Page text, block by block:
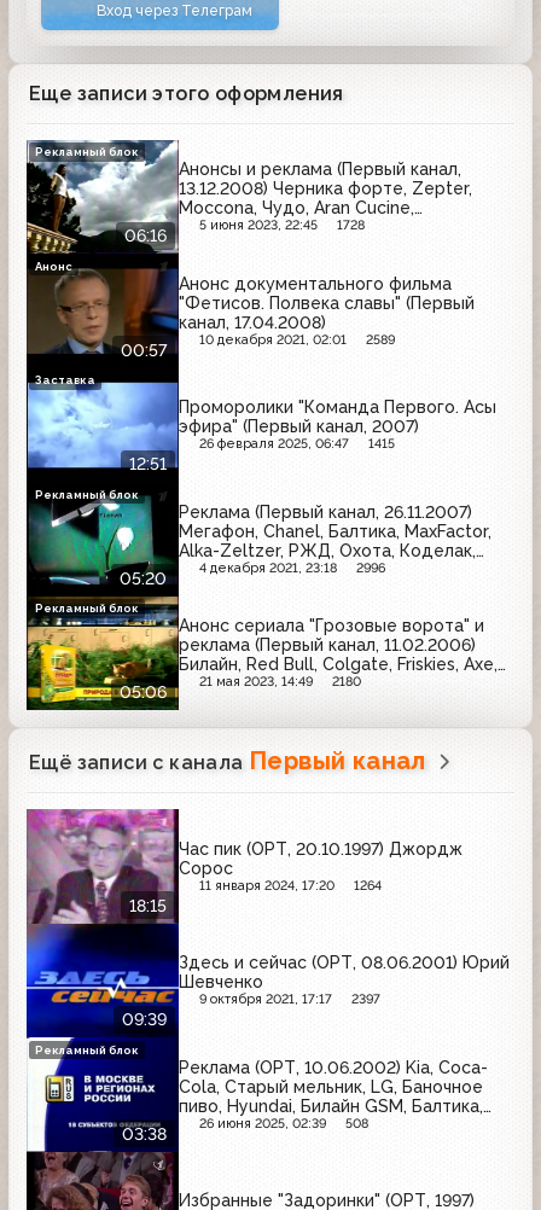
Вход через Телеграм
Еще записи этого оформления
06:16
Анонсы и реклама (Первый канал,
13.12.2008) Черника форте, Zepter,
Moccona, Чудо, Aran Cucine,
Московский провансаль, Paulig, Твой
5 июня 2023, 22:45 1728
Рекламный блок
00:57
Анонс документального фильма
"Фетисов. Полвека славы" (Первый
канал, 17.04.2008)
10 декабря 2021, 02:01 2589
Анонс
12:51
Проморолики "Команда Первого. Асы
эфира" (Первый канал, 2007)
26 февраля 2025, 06:47 1415
Заставка
05:20
Реклама (Первый канал, 26.11.2007)
Мегафон, Chanel, Балтика, MaxFactor,
Alka-Zeltzer, РЖД, Охота, Коделак,
Старый мельник, Dirol, Foster's, Беседа,
4 декабря 2021, 23:18 2996
Рекламный блок
05:06
Анонс сериала "Грозовые ворота" и
реклама (Первый канал, 11.02.2006)
Билайн, Red Bull, Colgate, Friskies, Axe,
Mentos, Пиносол, Мезим, 48 копеек, МК
21 мая 2023, 14:49 2180
Рекламный блок
Ещё записи с канала Первый канал
18:15
Час пик (ОРТ, 20.10.1997) Джордж
Сорос
11 января 2024, 17:20 1264
09:39
Здесь и сейчас (ОРТ, 08.06.2001) Юрий
Шевченко
9 октября 2021, 17:17 2397
03:38
Реклама (ОРТ, 10.06.2002) Kia, Coca-
Cola, Старый мельник, LG, Баночное
пиво, Hyundai, Билайн GSM, Балтика,
MasterCard
26 июня 2025, 02:39 508
Рекламный блок
Избранные "Задоринки" (ОРТ, 1997)